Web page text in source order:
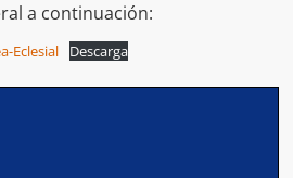
a continuación:
Eclesial Descarga